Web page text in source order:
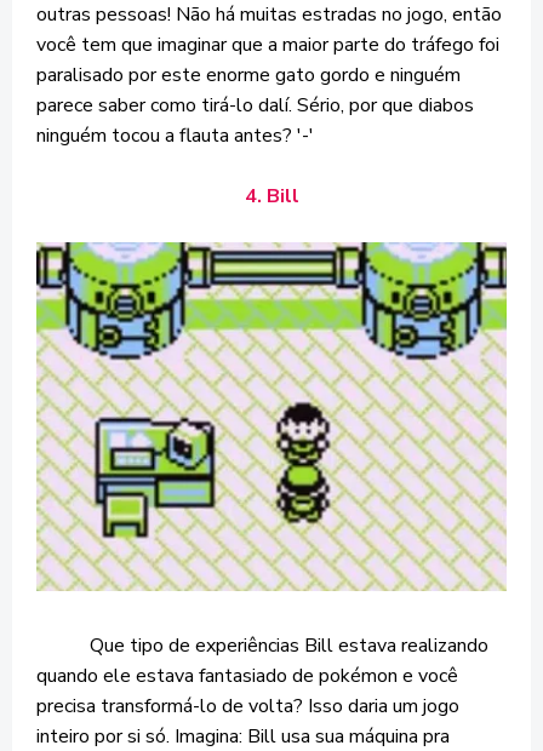
outras pessoas! Não há muitas estradas no jogo, então
você tem que imaginar que a maior parte do tráfego foi
paralisado por este enorme gato gordo e ninguém
parece saber como tirá-lo dalí. Sério, por que diabos
ninguém tocou a flauta antes? '-'
4. Bill
Que tipo de experiências Bill estava realizando
quando ele estava fantasiado de pokémon e você
precisa transformá-lo de volta? Isso daria um jogo
inteiro por si só. Imagina: Bill usa sua máquina pra